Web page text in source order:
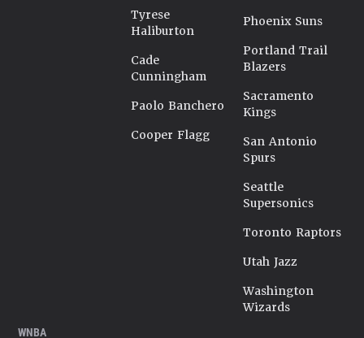
Tyrese
Haliburton
Cade
Cunningham
Paolo Banchero
Cooper Flagg
Phoenix Suns
Portland Trail
Blazers
Sacramento
Kings
San Antonio
Spurs
Seattle
Supersonics
Toronto Raptors
Utah Jazz
Washington
Wizards
WNBA